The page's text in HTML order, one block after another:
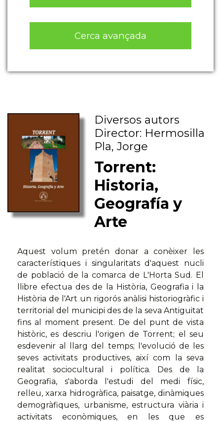
Cerca avançada
Diversos autors
Director: Hermosilla
Pla, Jorge
Torrent:
Historia,
Geografía y
Arte
Aquest volum pretén donar a conèixer les
característiques i singularitats d'aquest nucli
de població de la comarca de L'Horta Sud. El
llibre efectua des de la Història, Geografia i la
Història de l'Art un rigorós anàlisi historiogràfic i
territorial del municipi des de la seva Antiguitat
fins al moment present. De del punt de vista
històric, es descriu l'origen de Torrent; el seu
esdevenir al llarg del temps; l'evolució de les
seves activitats productives, així com la seva
realitat sociocultural i política. Des de la
Geografia, s'aborda l'estudi del medi físic,
relleu, xarxa hidrogràfica, paisatge, dinàmiques
demogràfiques, urbanisme, estructura viària i
activitats econòmiques, en les que es